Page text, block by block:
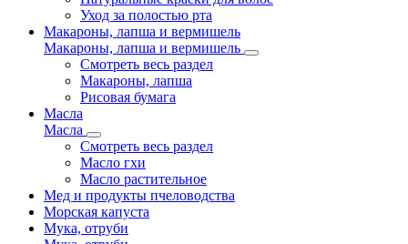
Уход за полостью рта
Макароны, лапша и вермишель
Макароны, лапша и вермишель
Смотреть весь раздел
Макароны, лапша
Рисовая бумага
Масла
Масла
Смотреть весь раздел
Масло гхи
Масло растительное
Мед и продукты пчеловодства
Морская капуста
Мука, отруби